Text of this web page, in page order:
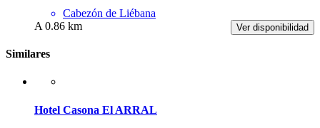
Cabezón de Liébana
Ver disponibilidad
A 0.86 km
Similares
Hotel Casona El ARRAL